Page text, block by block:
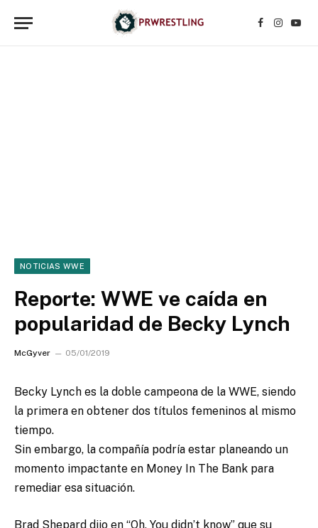
Facebook
NOTICIAS WWE
Reporte: WWE ve caída en
popularidad de Becky Lynch
McGyver 05/01/2019
Becky Lynch es la doble campeona de la WWE, siendo
la primera en obtener dos títulos femeninos al mismo
tiempo.
Sin embargo, la compañía podría estar planeando un
momento impactante en Money In The Bank para
remediar esa situación.
Brad Shepard dijo en “Oh, You didn’t know” que su